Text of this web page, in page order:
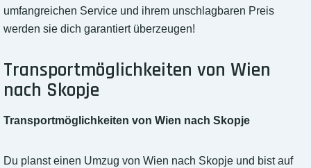
umfangreichen Service und ihrem unschlagbaren Preis
werden sie dich garantiert überzeugen!
Transportmöglichkeiten von Wien
nach Skopje
Transportmöglichkeiten von Wien nach Skopje
Du planst einen Umzug von Wien nach Skopje und bist auf